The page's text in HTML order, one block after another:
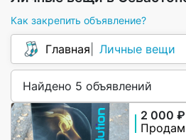
Как закрепить объявление?
Главная Личные вещи
Найдено 5 объявлений
2 000 ₽